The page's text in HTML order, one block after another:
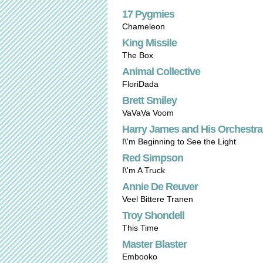
17 Pygmies
Chameleon
King Missile
The Box
Animal Collective
FloriDada
Brett Smiley
VaVaVa Voom
Harry James and His
I\'m Beginning to See the Light
Red Simpson
I\'m A Truck
Annie De Reuver
Veel Bittere Tranen
Troy Shondell
This Time
Master Blaster
Embooko